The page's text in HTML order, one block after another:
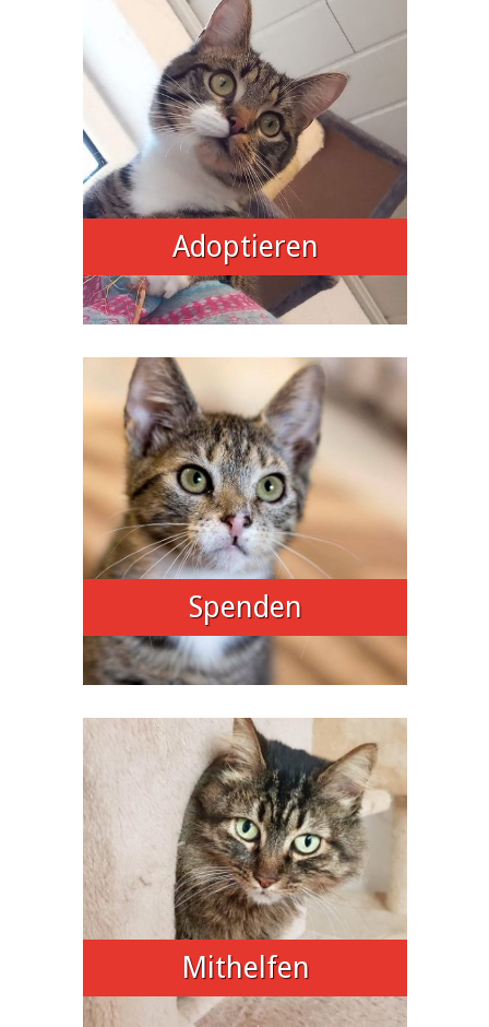
Adoptieren
Spenden
Mithelfen